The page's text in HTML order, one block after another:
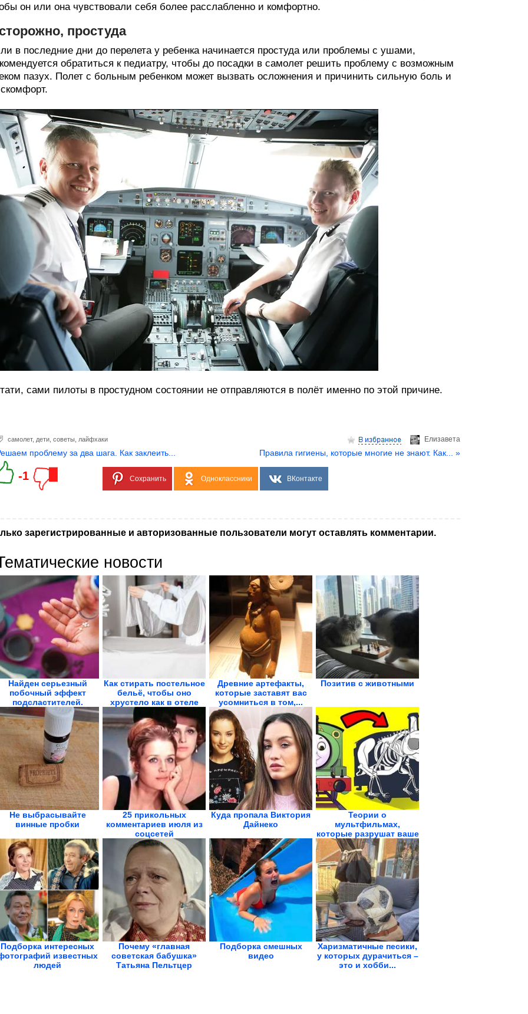
он или она чувствовали себя более расслабленно и комфортно.
простуда
в последние дни до перелета у ребенка начинается простуда или проблемы с ушами,
обратиться к педиатру, чтобы до посадки в самолет решить проблему с возможным
пазух. Полет с больным ребенком может вызвать осложнения и причинить сильную боль и
сами пилоты в простудном состоянии не отправляются в полёт именно по этой причине.
Елизаветa
самолет, дети советы лайфхаки
проблему за два шага. Как заклеить... Правила гигиены, которые многие не знают. Как... »
-1 Сохранить Одноклассники ВКонтакте
зарегистрированные и авторизованные пользователи могут оставлять комментарии.
новости
Найден серьезный
побочный эффект
подсластителей.
Особо...
Как стирать постельное
бельё, чтобы оно
хрустело как в отеле
Древние артефакты,
которые заставят вас
усомниться в том,...
Позитив с животными
Не выбрасывайте
винные пробки
25 прикольных
комментариев июля из
соцсетей
Куда пропала Виктория
Дайнеко
Теории о
мультфильмах,
которые разрушат ваше
детство
Подборка интересных
известных
людей
Почему «главная
советская бабушка»
Татьяна Пельтцер
Подборка смешных
видео
Харизматичные песики,
у которых дурачиться –
это и хобби...